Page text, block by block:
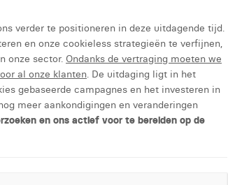
verder te positioneren in deze uitdagende tijd.
en onze cookieless strategieën te verfijnen,
onze sector. Ondanks de vertraging moeten we
al onze klanten. De uitdaging ligt in het
gebaseerde campagnes en het investeren in
meer aankondigingen en veranderingen
en ons actief voor te bereiden op de